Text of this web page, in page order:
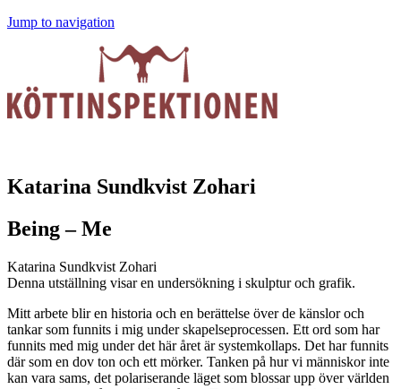
Jump to navigation
Katarina Sundkvist Zohari
Being – Me
Katarina Sundkvist Zohari
Denna utställning visar en undersökning i skulptur och grafik.
Mitt arbete blir en historia och en berättelse över de känslor och
tankar som funnits i mig under skapelseprocessen. Ett ord som har
funnits med mig under det här året är systemkollaps. Det har funnits
där som en dov ton och ett mörker. Tanken på hur vi människor inte
kan vara sams, det polariserande läget som blossar upp över världen